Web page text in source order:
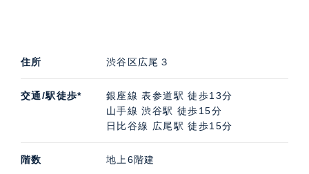
住所 渋谷区広尾３
交通/駅徒歩*
銀座線 表参道駅 徒歩13分
山手線 渋谷駅 徒歩15分
日比谷線 広尾駅 徒歩15分
階数 地上6階建